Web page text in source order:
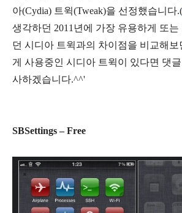
아(Cydia) 트윅(Tweak)을 선정했습니다.(
생각하던 2011년에 가장 유용하게 또
던 시디아 트윅과의 차이점을 비교해
게 사용중인 시디아 트윅이 있다면 댓
사하겠습니다.^^'
SBSettings – Free